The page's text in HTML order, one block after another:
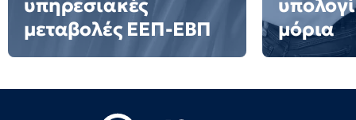
υπηρεσιακές
μεταβολές ΕΕΠ-ΕΒΠ
μόρια